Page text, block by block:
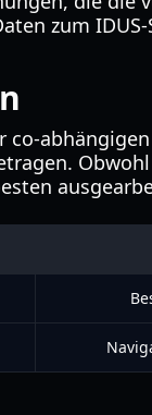
zum
co-